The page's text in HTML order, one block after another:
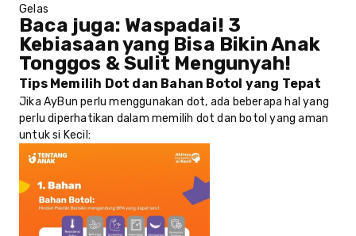
Gelas
Baca juga: Waspadai! 3
Kebiasaan yang Bisa Bikin Anak
Tonggos & Sulit Mengunyah!
Tips Memilih Dot dan Bahan Botol yang Tepat
Jika AyBun perlu menggunakan dot, ada beberapa hal yang
perlu diperhatikan dalam memilih dot dan botol yang aman
untuk si Kecil: